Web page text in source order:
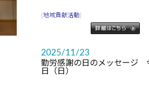
地域貢献活動
2025/11/23
勤労感謝の日のメッセージ
日（日）